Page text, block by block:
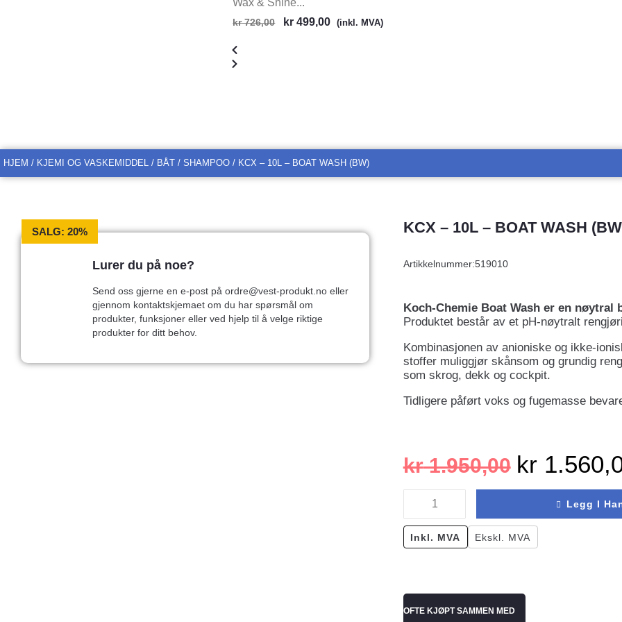
Wax & Shine...
kr726,00 kr 499,00 (inkl. MVA)
HJEM / KJEMI OG VASKEMIDDEL / BÅT / SHAMPOO / KCX – 10L – BOAT WASH (BW)
SALG: 20%
Lurer du på noe?
Send oss gjerne en e-post på ordre@vest-produkt.no eller
gjennom kontaktskjemaet om du har spørsmål om
produkter, funksjoner eller ved hjelp til å velge riktige
produkter for ditt behov.
KCX – 10L – BOAT WASH
Artikkelnummer:519010
Koch-Chemie Boat Wash er en nøytral
Produktet består av et pH-nøytralt
Kombinasjonen av anioniske og ikke-
stoffer muliggjør skånsom og grundig
som skrog, dekk og cockpit.
Tidligere påført voks og fugemasse
kr1.950,00 kr
Legg I
Inkl. MVA Ekskl. MVA
OFTE KJØPT SAMMEN MED